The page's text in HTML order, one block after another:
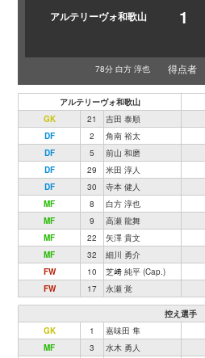
アルテリーヴォ和歌山 1
78分 白方 淳也 得点者
アルテリーヴォ和歌山
GK
21 吉田 泰順
DF
2 角南 裕太
DF
5 前山 和磨
DF
29 米田 淳人
DF
30 寺本 健人
MF
8 白方 淳也
MF
9 高瀬 龍舞
MF
22 矢澤 貴文
MF
32 細川 勇介
FW
10 芝﨑 純平 (Cap.)
FW
17 永瀬 覚
控え選手
GK
1 嘉味田 隼
MF
3 水木 勇人